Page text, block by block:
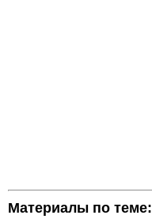
Материалы по теме: